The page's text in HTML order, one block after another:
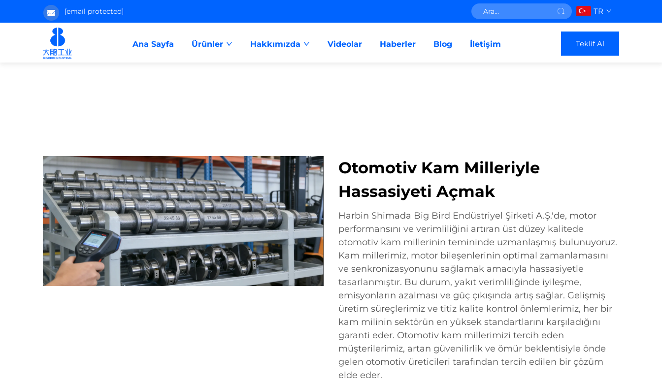
[email protected] TR
Ana Sayfa Ürünler Hakkımızda Videolar Haberler Blog İletişim Teklif Al
Otomotiv Kam Milleriyle
Hassasiyeti Açmak
Harbin Shimada Big Bird Endüstriyel Şirketi A.Ş.'de, motor
performansını ve verimliliğini artıran üst düzey kalitede
otomotiv kam millerinin temininde uzmanlaşmış bulunuyoruz.
Kam millerimiz, motor bileşenlerinin optimal zamanlamasını
ve senkronizasyonunu sağlamak amacıyla hassasiyetle
tasarlanmıştır. Bu durum, yakıt verimliliğinde iyileşme,
emisyonların azalması ve güç çıkışında artış sağlar. Gelişmiş
üretim süreçlerimiz ve titiz kalite kontrol önlemlerimiz, her bir
kam milinin sektörün en yüksek standartlarını karşıladığını
garanti eder. Otomotiv kam millerimizi tercih eden
müşterilerimiz, artan güvenilirlik ve ömür beklentisiyle önde
gelen otomotiv üreticileri tarafından tercih edilen bir çözüm
elde eder.